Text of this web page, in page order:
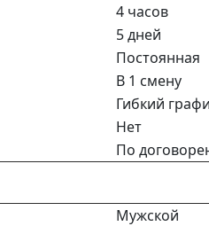
4 часов
5 дней
Постоянная
В 1 смену
Гибкий
Нет
По
Мужской